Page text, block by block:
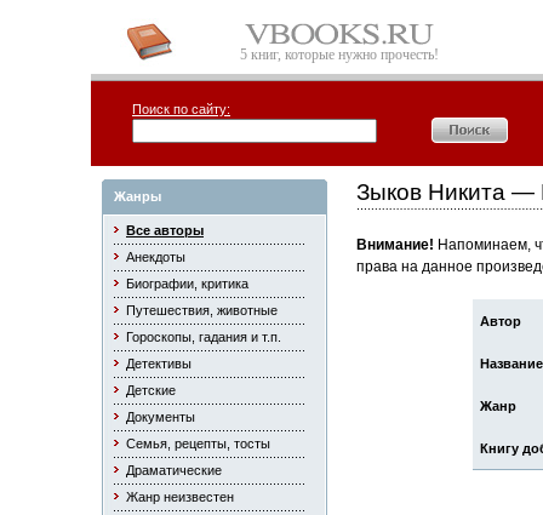
5 книг, которые нужно прочесть!
Поиск по сайту:
Жанры
Все авторы
Анекдоты
Биографии, критика
Путешествия, животные
Гороскопы, гадания и т.п.
Детективы
Детские
Документы
Семья, рецепты, тосты
Драматические
Жанр неизвестен
Зыков Никита —
Внимание! Напоминаем,
права на данное
Автор
Название
Жанр
Книгу